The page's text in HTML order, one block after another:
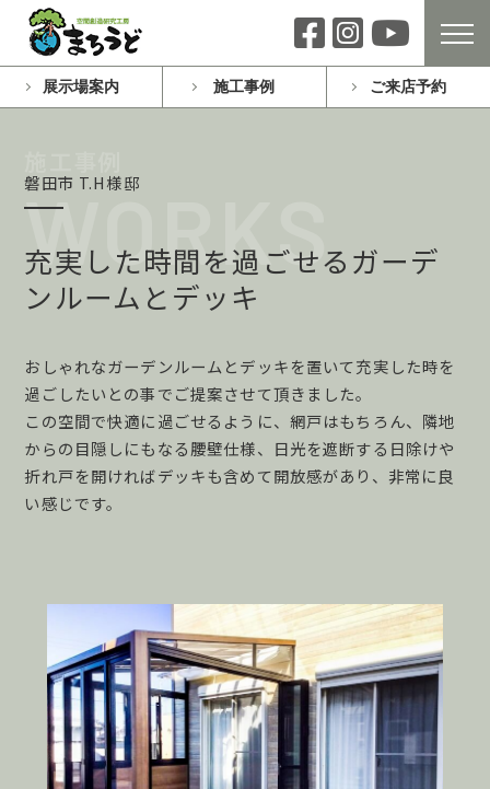
展示場案内 施工事例 ご来店予約
磐田市 T.H様邸
充実した時間を過ごせるガーデ
ンルームとデッキ
おしゃれなガーデンルームとデッキを置いて充実した時を
過ごしたいとの事でご提案させて頂きました。
この空間で快適に過ごせるように、網戸はもちろん、隣地
からの目隠しにもなる腰壁仕様、日光を遮断する日除けや
折れ戸を開ければデッキも含めて開放感があり、非常に良
い感じです。